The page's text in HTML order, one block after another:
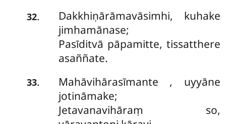
32.
Dakkhiṇārāmavāsimhi, kuhake
jimhamānase;
Pasīditvā pāpamitte, tissatthere
asaññate.
33. Mahāvihārasīmante , uyyāne
jotināmake;
Jetavanavihāraṃ so,